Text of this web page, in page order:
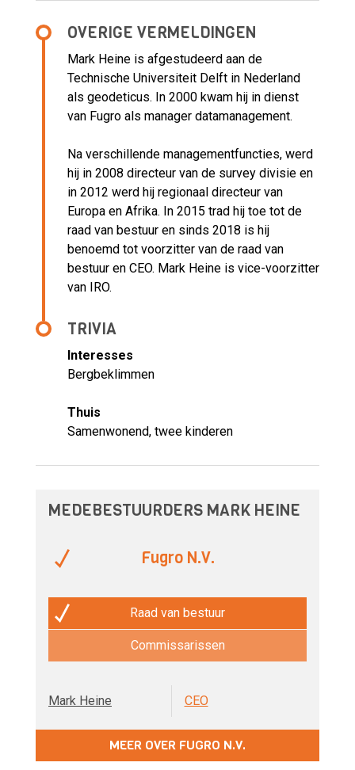
OVERIGE VERMELDINGEN
Mark Heine is afgestudeerd aan de
Technische Universiteit Delft in Nederland
als geodeticus. In 2000 kwam hij in dienst
van Fugro als manager datamanagement.
Na verschillende managementfuncties, werd
hij in 2008 directeur van de survey divisie en
in 2012 werd hij regionaal directeur van
Europa en Afrika. In 2015 trad hij toe tot de
raad van bestuur en sinds 2018 is hij
benoemd tot voorzitter van de raad van
bestuur en CEO. Mark Heine is vice-voorzitter
van IRO.
TRIVIA
Interesses
Bergbeklimmen
Thuis
Samenwonend, twee kinderen
MEDEBESTUURDERS MARK HEINE
Fugro N.V.
Raad van bestuur
Commissarissen
Mark Heine CEO
MEER OVER FUGRO N.V.